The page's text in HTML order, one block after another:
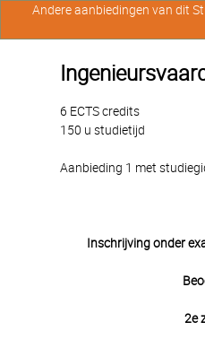
6 ECTS credits
150 u studietijd
Aanbieding 1 met
Inschrijving onder
2e
Andere aanbiedingen van dit